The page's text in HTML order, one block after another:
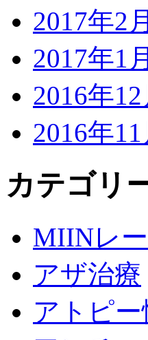
2017年2月
2017年1月
2016年12
2016年11
カテゴリ
MIINレ
アザ治療
アトピ